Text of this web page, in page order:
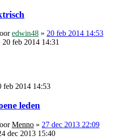
edwin48 » 20 feb 2014 14:53
20 feb 2014 14:31
feb 2014 14:53
leden
Menno » 27 dec 2013 22:09
dec 2013 15:40